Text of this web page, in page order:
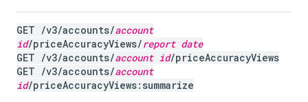
GET /v3/accounts/account
id/priceAccuracyViews/report date
GET /v3/accounts/account id/priceAccuracyViews
GET /v3/accounts/account
id/priceAccuracyViews:summarize